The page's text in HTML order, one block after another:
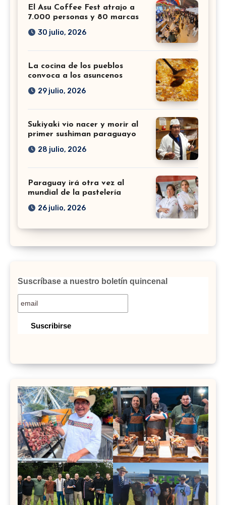
El Asu Coffee Fest atrajo a
7.000 personas y 80 marcas
30 julio, 2026
La cocina de los pueblos
convoca a los asuncenos
29 julio, 2026
Sukiyaki vio nacer y morir al
primer sushiman paraguayo
28 julio, 2026
Paraguay irá otra vez al
mundial de la pastelería
26 julio, 2026
Suscríbase a nuestro boletín quincenal